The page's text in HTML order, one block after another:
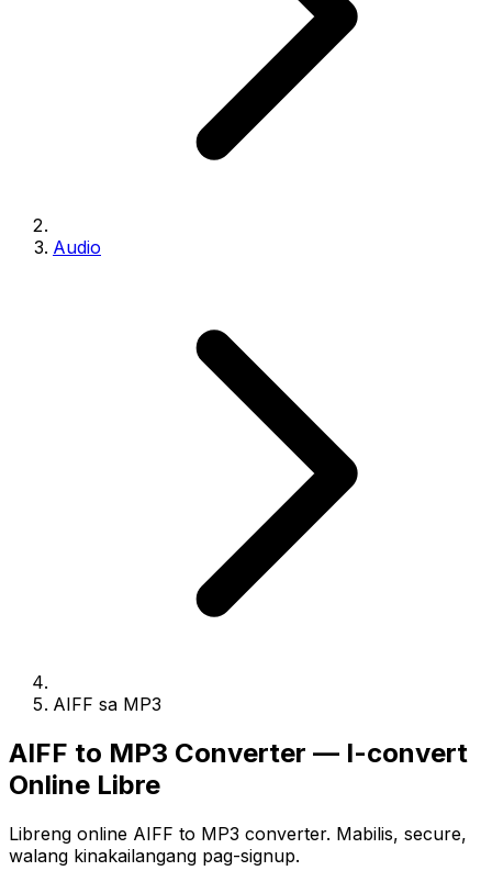
Audio
AIFF sa MP3
AIFF to MP3 Converter — I-convert
Online Libre
Libreng online AIFF to MP3 converter. Mabilis, secure,
walang kinakailangang pag-signup.